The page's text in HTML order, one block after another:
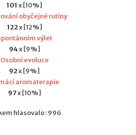
101 x [10%]
obyčejné rutiny
122x [12%]
výlet
94x [9%]
Osobní evoluce
92x [9%]
aromaterapie
97x [10%]
hlasovalo : 996